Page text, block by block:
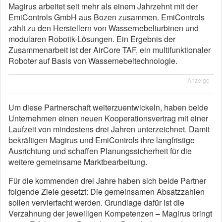
Magirus arbeitet seit mehr als einem Jahrzehnt mit der
EmiControls GmbH aus Bozen zusammen. EmiControls
zählt zu den Herstellern von Wassernebelturbinen und
modularen Robotik-Lösungen. Ein Ergebnis der
Zusammenarbeit ist der AirCore TAF, ein multifunktionaler
Roboter auf Basis von Wassernebeltechnologie.
Anzeige
Um diese Partnerschaft weiterzuentwickeln, haben beide
Unternehmen einen neuen Kooperationsvertrag mit einer
Laufzeit von mindestens drei Jahren unterzeichnet. Damit
bekräftigen Magirus und EmiControls ihre langfristige
Ausrichtung und schaffen Planungssicherheit für die
weitere gemeinsame Marktbearbeitung.
Für die kommenden drei Jahre haben sich beide Partner
folgende Ziele gesetzt: Die gemeinsamen Absatzzahlen
sollen vervierfacht werden. Grundlage dafür ist die
Verzahnung der jeweiligen Kompetenzen– Magirus bringt